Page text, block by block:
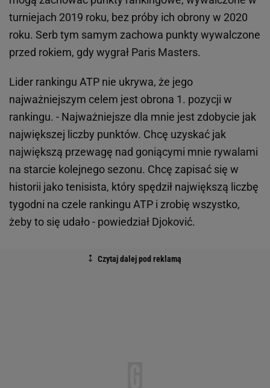
turniejach 2019 roku, bez próby ich obrony w 2020
roku. Serb tym samym zachowa punkty wywalczone
przed rokiem, gdy wygrał Paris Masters.
Lider rankingu ATP nie ukrywa, że jego
najważniejszym celem jest obrona 1. pozycji w
rankingu. - Najważniejsze dla mnie jest zdobycie jak
największej liczby punktów. Chcę uzyskać jak
największą przewagę nad goniącymi mnie rywalami
na starcie kolejnego sezonu. Chcę zapisać się w
historii jako tenisista, który spędził największą liczbę
tygodni na czele rankingu ATP i zrobię wszystko,
żeby to się udało - powiedział Djoković.